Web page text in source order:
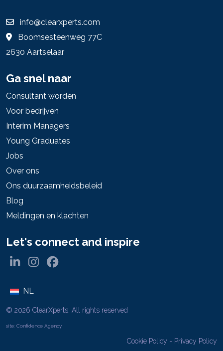
info@clearxperts.com
Boomsesteenweg 77C
2630 Aartselaar
Ga snel naar
Consultant worden
Voor bedrijven
Interim Managers
Young Graduates
Jobs
Over ons
Ons duurzaamheidsbeleid
Blog
Meldingen en klachten
Let's connect and inspire
NL
© 2026 ClearXperts. All rights reserved
site: Confidence Agency
Cookie Policy - Privacy Policy